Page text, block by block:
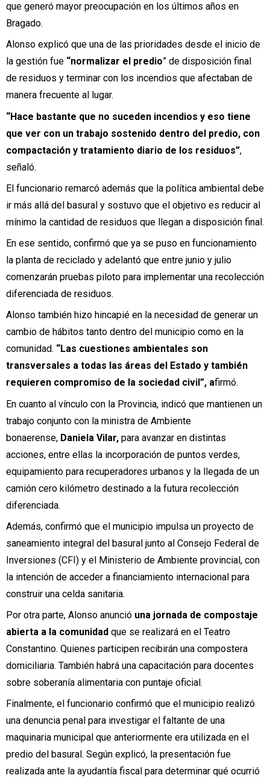
que generó mayor preocupación en los últimos años en
Bragado.
Alonso explicó que una de las prioridades desde el inicio de
la gestión fue “normalizar el predio” de disposición final
de residuos y terminar con los incendios que afectaban de
manera frecuente al lugar.
“Hace bastante que no suceden incendios y eso tiene
que ver con un trabajo sostenido dentro del predio, con
compactación y tratamiento diario de los residuos”,
señaló.
El funcionario remarcó además que la política ambiental debe
ir más allá del basural y sostuvo que el objetivo es reducir al
mínimo la cantidad de residuos que llegan a disposición final.
En ese sentido, confirmó que ya se puso en funcionamiento
la planta de reciclado y adelantó que entre junio y julio
comenzarán pruebas piloto para implementar una recolección
diferenciada de residuos.
Alonso también hizo hincapié en la necesidad de generar un
cambio de hábitos tanto dentro del municipio como en la
comunidad. “Las cuestiones ambientales son
transversales a todas las áreas del Estado y también
requieren compromiso de la sociedad civil”, afirmó.
En cuanto al vínculo con la Provincia, indicó que mantienen un
trabajo conjunto con la ministra de Ambiente
bonaerense, Daniela Vilar, para avanzar en distintas
acciones, entre ellas la incorporación de puntos verdes,
equipamiento para recuperadores urbanos y la llegada de un
camión cero kilómetro destinado a la futura recolección
diferenciada.
Además, confirmó que el municipio impulsa un proyecto de
saneamiento integral del basural junto al Consejo Federal de
Inversiones (CFI) y el Ministerio de Ambiente provincial, con
la intención de acceder a financiamiento internacional para
construir una celda sanitaria.
Por otra parte, Alonso anunció una jornada de compostaje
abierta a la comunidad que se realizará en el Teatro
Constantino. Quienes participen recibirán una compostera
domiciliaria. También habrá una capacitación para docentes
sobre soberanía alimentaria con puntaje oficial.
Finalmente, el funcionario confirmó que el municipio realizó
una denuncia penal para investigar el faltante de una
maquinaria municipal que anteriormente era utilizada en el
predio del basural. Según explicó, la presentación fue
realizada ante la ayudantía fiscal para determinar qué ocurrió